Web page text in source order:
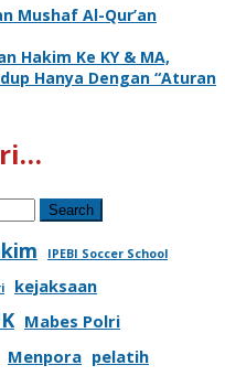
Mushaf Al-Qur’an
Hakim Ke KY & MA,
Hanya Dengan “Aturan
IPEBI Soccer School
kejaksaan
Mabes Polri
Menpora pelatih